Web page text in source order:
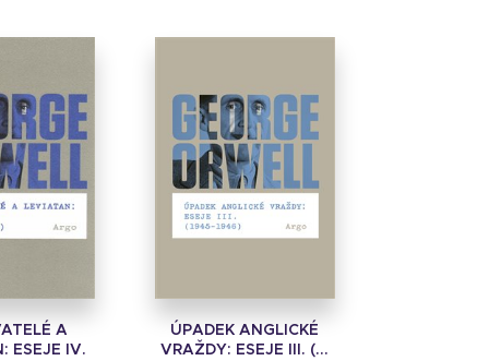
A
ESEJE IV.
ÚPADEK ANGLICKÉ
VRAŽDY: ESEJE III. (...